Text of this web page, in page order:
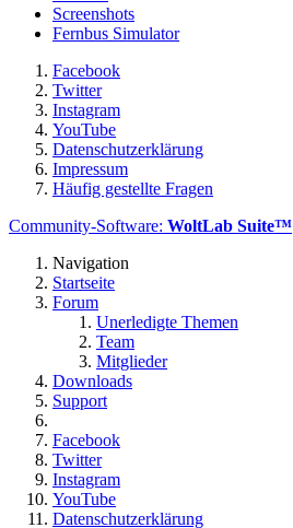
Screenshots
Fernbus Simulator
Facebook
Twitter
Instagram
YouTube
Datenschutzerklärung
Impressum
Häufig gestellte Fragen
Community-Software: WoltLab Suite™
Navigation
Startseite
Forum
Unerledigte Themen
Team
Mitglieder
Downloads
Support
Facebook
Twitter
Instagram
YouTube
Datenschutzerklärung